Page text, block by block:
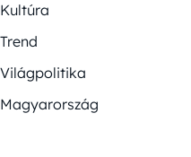
Kultúra
Trend
Világpolitika
Magyarország